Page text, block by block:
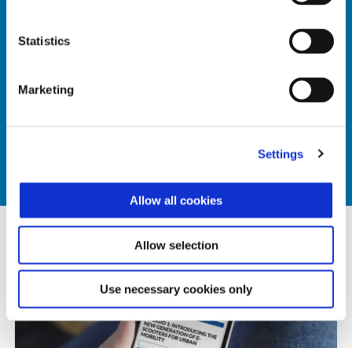
Statistics
Marketing
Settings
Allow all cookies
Allow selection
Use necessary cookies only